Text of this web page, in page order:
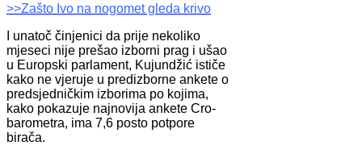
>>Zašto Ivo na nogomet gleda krivo
I unatoč činjenici da prije nekoliko
mjeseci nije prešao izborni prag i ušao
u Europski parlament, Kujundžić ističe
kako ne vjeruje u predizborne ankete o
predsjedničkim izborima po kojima,
kako pokazuje najnovija ankete Cro-
barometra, ima 7,6 posto potpore
birača.